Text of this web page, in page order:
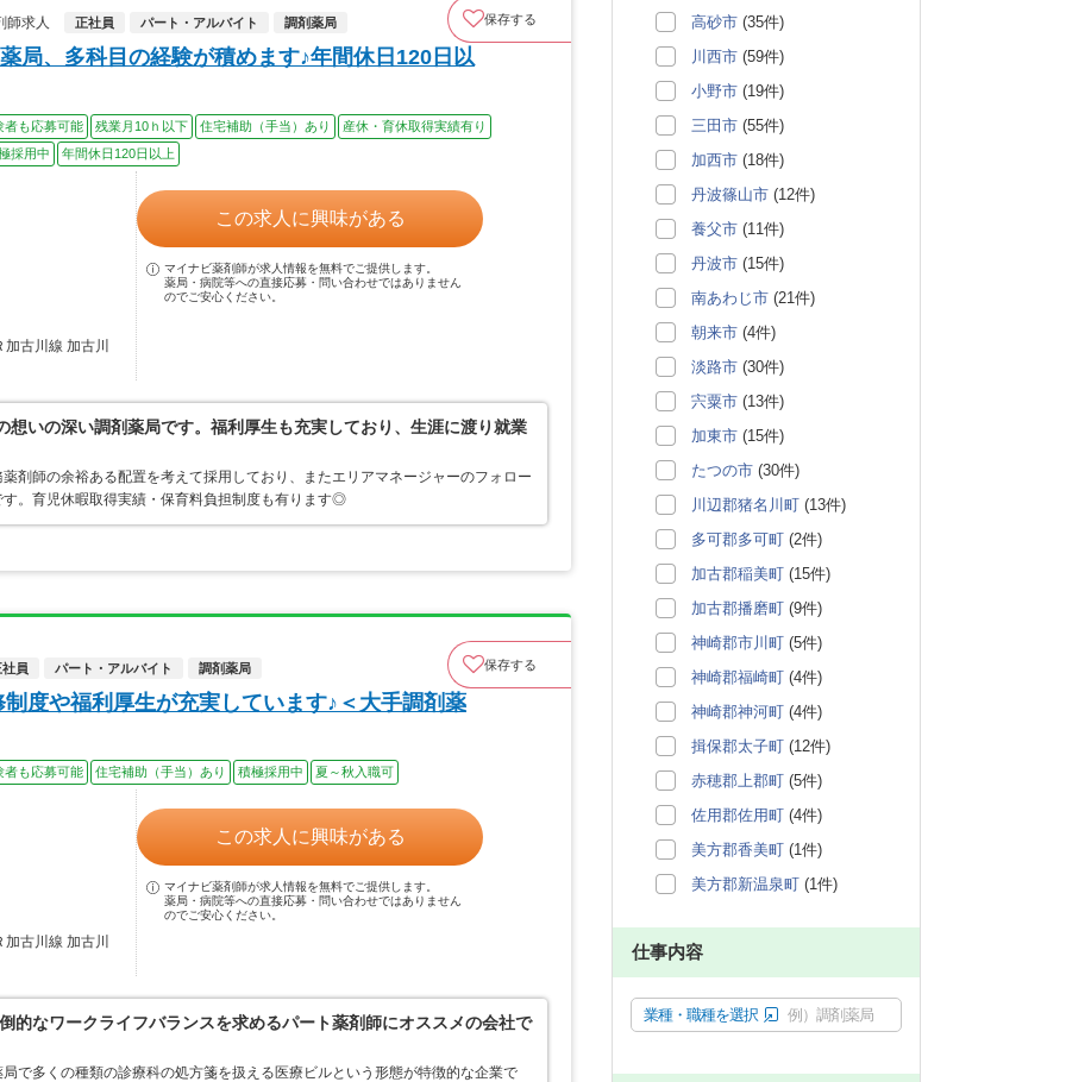
師求人 正社員 パート・アルバイト 調剤薬局 保存する
局、多科目の経験が積めます♪年間休日120日以
者も応募可能 残業月10ｈ以下 住宅補助（手当）あり
産休・育休取得実績有り
採用中
年間休日120日以上
古川線 加古川
この求人に興味がある
マイナビ薬剤師が求人情報を無料でご提供します。
薬局・病院等への直接応募・問い合わせではありません
のでご安心ください。
想いの深い調剤薬局です。福利厚生も充実しており、生涯に渡り就業
剤師の余裕ある配置を考えて採用しており、またエリアマネージャーのフォロー
。育児休暇取得実績・保育料負担制度も有ります◎
員 パート・アルバイト 調剤薬局 保存する
度や福利厚生が充実しています♪＜大手調剤薬
者も応募可能 住宅補助（手当）あり 積極採用中 夏～秋入職可
古川線 加古川
この求人に興味がある
マイナビ薬剤師が求人情報を無料でご提供します。
薬局・病院等への直接応募・問い合わせではありません
のでご安心ください。
的なワークライフバランスを求めるパート薬剤師にオススメの会社で
で多くの種類の診療科の処方箋を扱える医療ビルという形態が特徴的な企業で
高砂市 (35件)
川西市 (59件)
小野市 (19件)
三田市 (55件)
加西市 (18件)
丹波篠山市 (12件)
養父市 (11件)
丹波市 (15件)
南あわじ市 (21件)
朝来市 (4件)
淡路市 (30件)
宍粟市 (13件)
加東市 (15件)
たつの市 (30件)
川辺郡猪名川町 (13件)
多可郡多可町 (2件)
加古郡稲美町 (15件)
加古郡播磨町 (9件)
神崎郡市川町 (5件)
神崎郡福崎町 (4件)
神崎郡神河町 (4件)
揖保郡太子町 (12件)
赤穂郡上郡町 (5件)
佐用郡佐用町 (4件)
美方郡香美町 (1件)
美方郡新温泉町 (1件)
仕事内容
業種・職種を選択 例）調剤薬局